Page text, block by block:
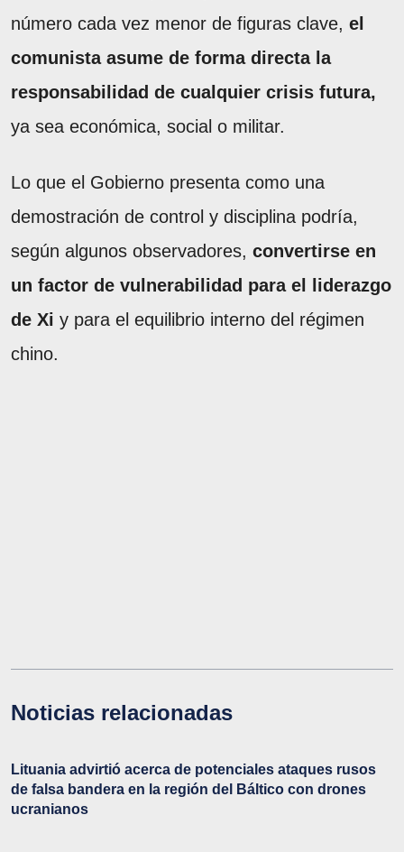
número cada vez menor de figuras clave, el
comunista asume de forma directa la
responsabilidad de cualquier crisis futura,
ya sea económica, social o militar.
Lo que el Gobierno presenta como una
demostración de control y disciplina podría,
según algunos observadores, convertirse en
un factor de vulnerabilidad para el liderazgo
de Xi y para el equilibrio interno del régimen
chino.
Noticias relacionadas
Lituania advirtió acerca de potenciales ataques rusos
de falsa bandera en la región del Báltico con drones
ucranianos